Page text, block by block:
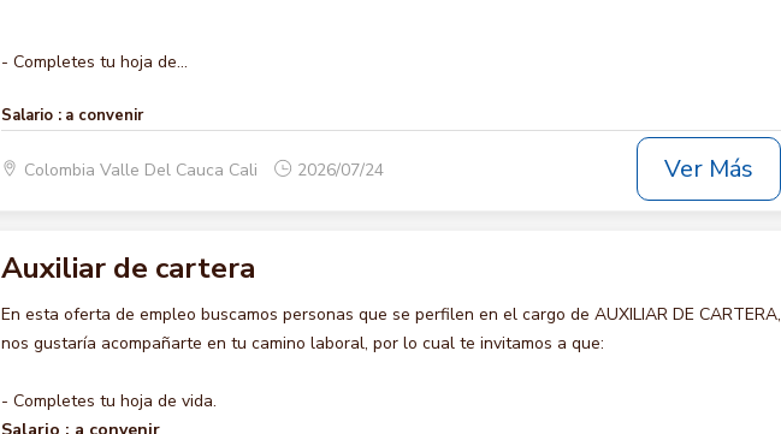
- Completes tu hoja de...
Salario : a convenir
Colombia Valle Del Cauca Cali 2026/07/24 Ver Más
Auxiliar de cartera
En esta oferta de empleo buscamos personas que se perfilen en el cargo de AUXILIAR DE CARTERA,
nos gustaría acompañarte en tu camino laboral, por lo cual te invitamos a que:
- Completes tu hoja de vida.